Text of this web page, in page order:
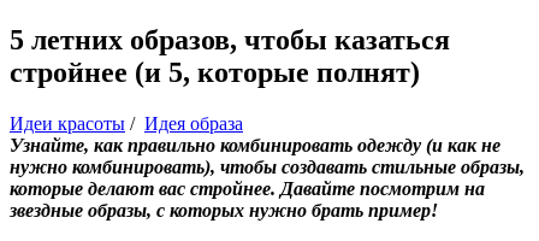
5 летних образов, чтобы казаться
стройнее (и 5, которые полнят)
Идеи красоты / Идея образа
Узнайте, как правильно комбинировать одежду (и как не
нужно комбинировать), чтобы создавать стильные образы,
которые делают вас стройнее. Давайте посмотрим на
звездные образы, с которых нужно брать пример!